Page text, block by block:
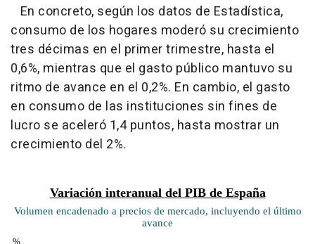
En concreto, según los datos de Estadística,
consumo de los hogares moderó su crecimiento
tres décimas en el primer trimestre, hasta el
0,6%, mientras que el gasto público mantuvo su
ritmo de avance en el 0,2%. En cambio, el gasto
en consumo de las instituciones sin fines de
lucro se aceleró 1,4 puntos, hasta mostrar un
crecimiento del 2%.